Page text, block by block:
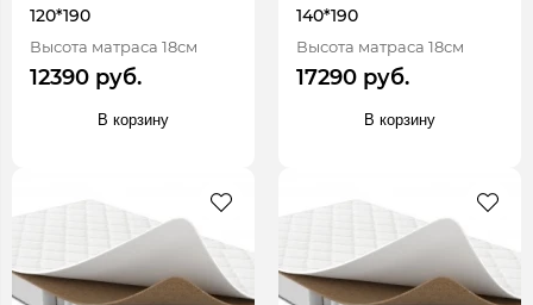
120*190
Высота матраса 18см
12390 руб.
В корзину
140*190
Высота матраса 18см
17290 руб.
В корзину